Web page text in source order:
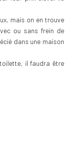
mais on en trouve
ou sans frein de
dans une maison
il faudra être